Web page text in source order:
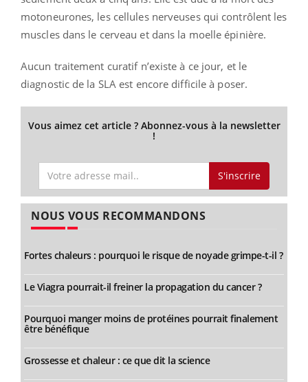
motoneurones, les cellules nerveuses qui contrôlent les
muscles dans le cerveau et dans la moelle épinière.
Aucun traitement curatif n’existe à ce jour, et le
diagnostic de la SLA est encore difficile à poser.
Vous aimez cet article ? Abonnez-vous à la newsletter
!
S'inscrire
NOUS VOUS RECOMMANDONS
Fortes chaleurs : pourquoi le risque de noyade grimpe-t-il ?
Le Viagra pourrait-il freiner la propagation du cancer ?
Pourquoi manger moins de protéines pourrait finalement
être bénéfique
Grossesse et chaleur : ce que dit la science